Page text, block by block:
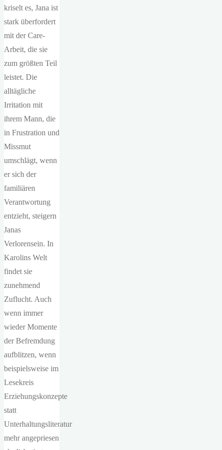
kriselt es, Jana ist
stark überfordert
mit der Care-
Arbeit, die sie
zum größten Teil
leistet. Die
alltägliche
Irritation mit
ihrem Mann, die
in Frustration und
Missmut
umschlägt, wenn
er sich der
familiären
Verantwortung
entzieht, steigern
Janas
Verlorensein. In
Karolins Welt
findet sie
zunehmend
Zuflucht. Auch
wenn immer
wieder Momente
der Befremdung
aufblitzen, wenn
beispielsweise im
Lesekreis
Erziehungskonzepte
statt
Unterhaltungsliteratur
mehr angepriesen